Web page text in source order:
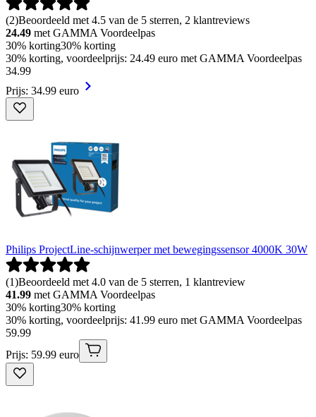
(2)Beoordeeld met 4.5 van de 5 sterren, 2 klantreviews
24.49 met GAMMA Voordeelpas
30% korting30% korting
30% korting, voordeelprijs: 24.49 euro met GAMMA Voordeelpas
34.99
Prijs: 34.99 euro
Philips ProjectLine-schijnwerper met bewegingssensor 4000K 30W
(1)Beoordeeld met 4.0 van de 5 sterren, 1 klantreview
41.99 met GAMMA Voordeelpas
30% korting30% korting
30% korting, voordeelprijs: 41.99 euro met GAMMA Voordeelpas
59.99
Prijs: 59.99 euro